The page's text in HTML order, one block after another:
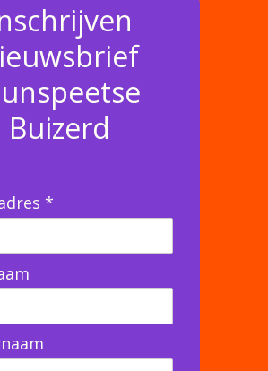
Buizerd
*